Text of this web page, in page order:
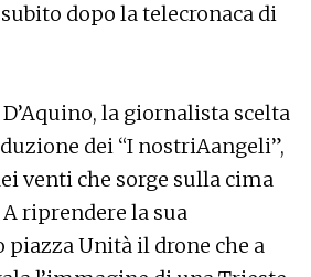
subito dopo la telecronaca di
la giornalista scelta
dei “I nostriAangeli”,
venti che sorge sulla cima
riprendere la sua
piazza Unità il drone che a